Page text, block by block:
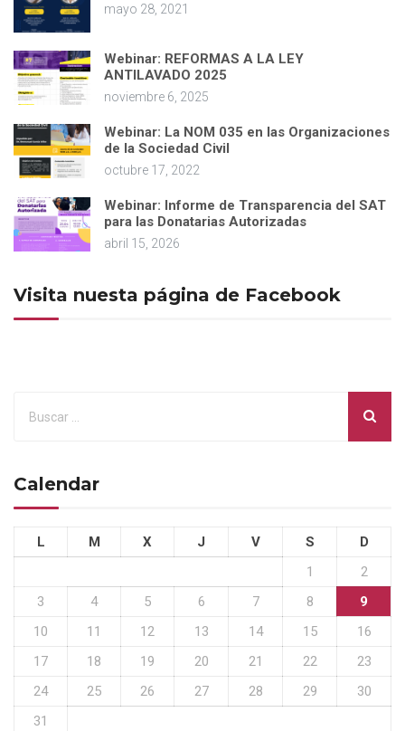
mayo 28, 2021
Webinar: REFORMAS A LA LEY
ANTILAVADO 2025
noviembre 6, 2025
Webinar: La NOM 035 en las Organizaciones
de la Sociedad Civil
octubre 17, 2022
Webinar: Informe de Transparencia del SAT
para las Donatarias Autorizadas
abril 15, 2026
Visita nuesta página de Facebook
Calendar
L M X J V S
D
1
2
3
4 5 6 7 8
9
10
11 12 13 14 15
16
17
18 19 20 21 22
23
24
25 26 27 28 29
30
31